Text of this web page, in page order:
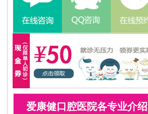
爱康健口腔医院各专业介绍